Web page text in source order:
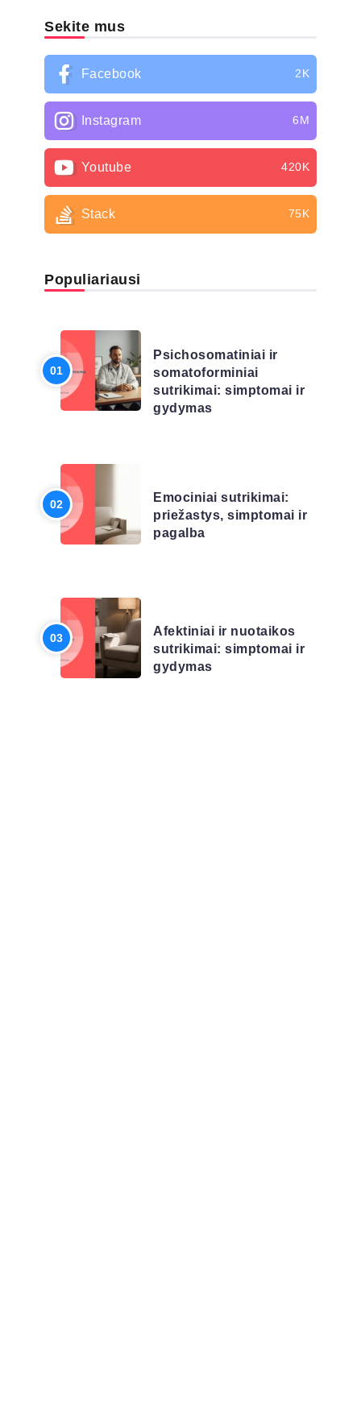
Sekite mus
Facebook 2K
Instagram 6M
Youtube 420K
Stack 75K
Populiariausi
Psichosomatiniai ir
somatoforminiai
sutrikimai: simptomai ir
gydymas
Emociniai sutrikimai:
priežastys, simptomai ir
pagalba
Afektiniai ir nuotaikos
sutrikimai: simptomai ir
gydymas